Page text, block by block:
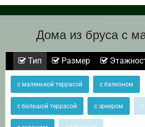
Дома из бруса с
Тип Размер
с маленькой террасой с балконом
с большой террасой с эркером